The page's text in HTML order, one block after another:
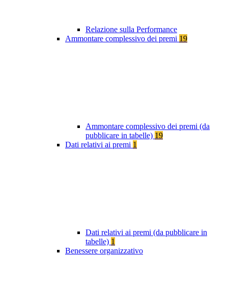
Relazione sulla Performance
Ammontare complessivo dei premi 19
Ammontare complessivo dei premi (da
pubblicare in tabelle) 19
Dati relativi ai premi 1
Dati relativi ai premi (da pubblicare in
tabelle) 1
Benessere organizzativo